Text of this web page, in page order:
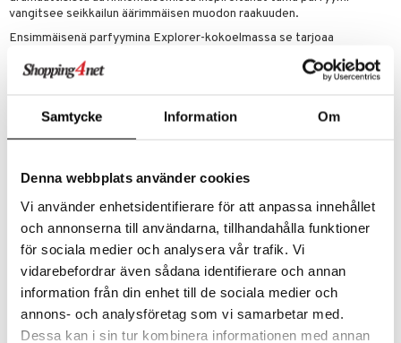
Samtycke Information Om
Denna webbplats använder cookies
Vi använder enhetsidentifierare för att anpassa innehållet
och annonserna till användarna, tillhandahålla funktioner
för sociala medier och analysera vår trafik. Vi
vidarebefordrar även sådana identifierare och annan
information från din enhet till de sociala medier och
annons- och analysföretag som vi samarbetar med.
Dessa kan i sin tur kombinera informationen med annan
vangitsee seikkailun äärimmäisen muodon raakuuden.
Ensimmäisenä parfyymina Explorer-kokoelmassa se tarjoaa
salvian alkutuoksut luovat energiaa, kun taas sydän tarjoaa kiehtovan
sekoituksen patchoulia ja Ambrofix™:iä. Pohjatuoksu koostuu
– unohtumattomalle tuoksumatkalle.
Pullo on päällystetty mustalla lakalla, jossa on ikoninen Montblanc
sekä modernia eleganssia että kestävää seikkailua. Valmistettu
uskaltavat mennä pidemmälle.
Montblanc Explorer Extreme ilmentää modernia maskuliinisuutta –
tuoksu niille, jotka etsivät vapautta, intensiivisyyttä ja uusia
horisontteja.
Alkutuoksu: bergamotti ja salvia
Pohjatuoksu: amber, nahka ja vetiver